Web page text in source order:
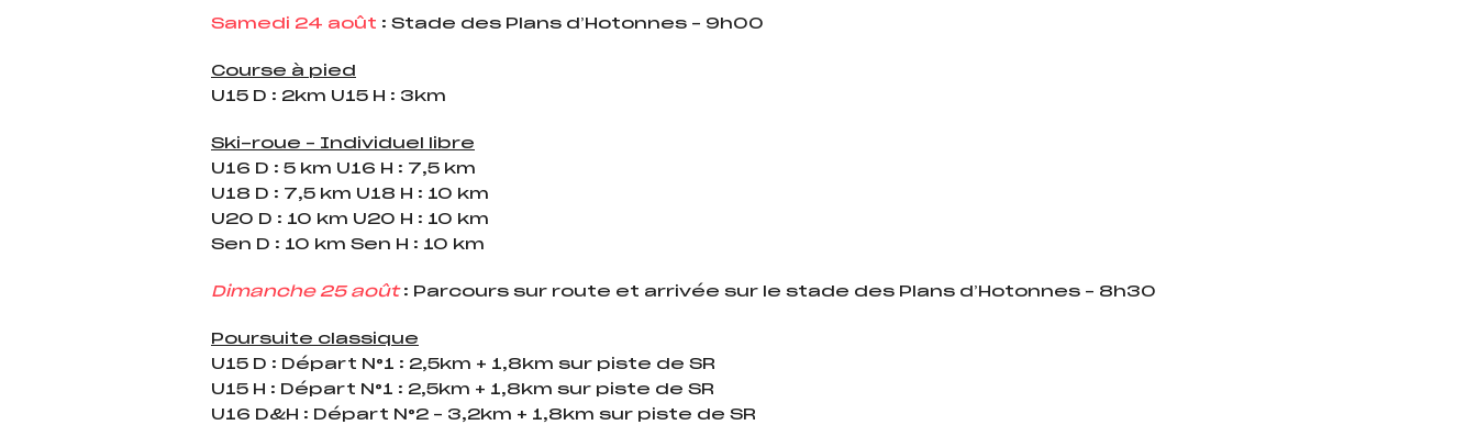
Samedi 24 août : Stade des Plans d’Hotonnes – 9h00
Course à pied
U15 D : 2km U15 H : 3km
Ski-roue – Individuel libre
U16 D : 5 km U16 H : 7,5 km
U18 D : 7,5 km U18 H : 10 km
U20 D : 10 km U20 H : 10 km
Sen D : 10 km Sen H : 10 km
Dimanche 25 août: Parcours sur route et arrivée sur le stade des Plans d’Hotonnes – 8h30
Poursuite classique
U15 D : Départ N°1 : 2,5km + 1,8km sur piste de SR
U15 H : Départ N°1 : 2,5km + 1,8km sur piste de SR
U16 D&H : Départ N°2 – 3,2km + 1,8km sur piste de SR